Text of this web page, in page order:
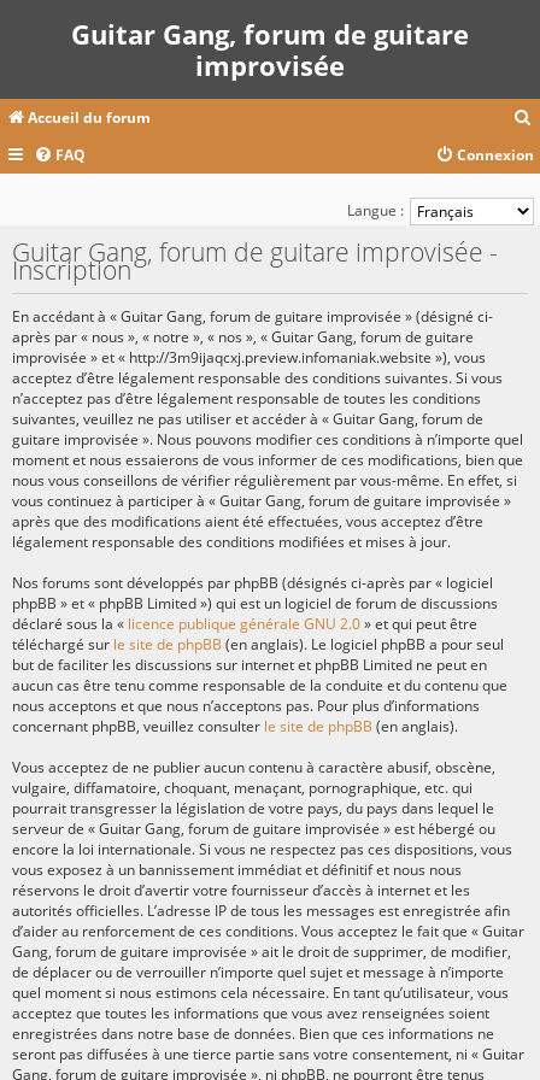
Guitar Gang, forum de guitare
improvisée
Accueil du forum
c
FAQ Connexion
Langue :
Guitar Gang, forum de guitare improvisée -
Inscription
En accédant à « Guitar Gang, forum de guitare improvisée » (désigné ci-
après par « nous », « notre », « nos », « Guitar Gang, forum de guitare
improvisée » et « http://3m9ijaqcxj.preview.infomaniak.website »), vous
acceptez d’être légalement responsable des conditions suivantes. Si vous
n’acceptez pas d’être légalement responsable de toutes les conditions
suivantes, veuillez ne pas utiliser et accéder à « Guitar Gang, forum de
guitare improvisée ». Nous pouvons modifier ces conditions à n’importe quel
moment et nous essaierons de vous informer de ces modifications, bien que
nous vous conseillons de vérifier régulièrement par vous-même. En effet, si
vous continuez à participer à « Guitar Gang, forum de guitare improvisée »
après que des modifications aient été effectuées, vous acceptez d’être
légalement responsable des conditions modifiées et mises à jour.
Nos forums sont développés par phpBB (désignés ci-après par « logiciel
phpBB » et « phpBB Limited ») qui est un logiciel de forum de discussions
déclaré sous la « licence publique générale GNU 2.0» et qui peut être
téléchargé sur le site de phpBB (en anglais). Le logiciel phpBB a pour seul
but de faciliter les discussions sur internet et phpBB Limited ne peut en
aucun cas être tenu comme responsable de la conduite et du contenu que
nous acceptons et que nous n’acceptons pas. Pour plus d’informations
concernant phpBB, veuillez consulter le site de phpBB (en anglais).
Vous acceptez de ne publier aucun contenu à caractère abusif, obscène,
vulgaire, diffamatoire, choquant, menaçant, pornographique, etc. qui
pourrait transgresser la législation de votre pays, du pays dans lequel le
serveur de « Guitar Gang, forum de guitare improvisée » est hébergé ou
encore la loi internationale. Si vous ne respectez pas ces dispositions, vous
vous exposez à un bannissement immédiat et définitif et nous nous
réservons le droit d’avertir votre fournisseur d’accès à internet et les
autorités officielles. L’adresse IP de tous les messages est enregistrée afin
d’aider au renforcement de ces conditions. Vous acceptez le fait que « Guitar
Gang, forum de guitare improvisée » ait le droit de supprimer, de modifier,
de déplacer ou de verrouiller n’importe quel sujet et message à n’importe
quel moment si nous estimons cela nécessaire. En tant qu’utilisateur, vous
acceptez que toutes les informations que vous avez renseignées soient
enregistrées dans notre base de données. Bien que ces informations ne
seront pas diffusées à une tierce partie sans votre consentement, ni « Guitar
Gang, forum de guitare improvisée », ni phpBB, ne pourront être tenus